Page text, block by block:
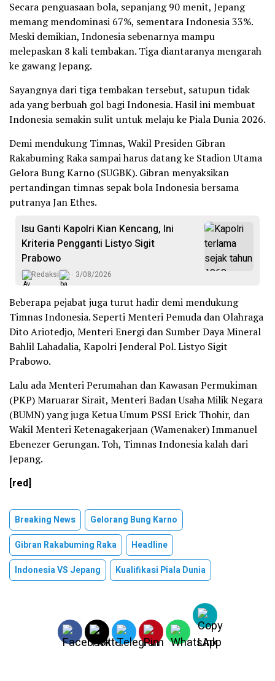
Secara penguasaan bola, sepanjang 90 menit, Jepang
memang mendominasi 67%, sementara Indonesia 33%.
Meski demikian, Indonesia sebenarnya mampu
melepaskan 8 kali tembakan. Tiga diantaranya mengarah
ke gawang Jepang.
Sayangnya dari tiga tembakan tersebut, satupun tidak
ada yang berbuah gol bagi Indonesia. Hasil ini membuat
Indonesia semakin sulit untuk melaju ke Piala Dunia 2026.
Demi mendukung Timnas, Wakil Presiden Gibran
Rakabuming Raka sampai harus datang ke Stadion Utama
Gelora Bung Karno (SUGBK). Gibran menyaksikan
pertandingan timnas sepak bola Indonesia bersama
putranya Jan Ethes.
Isu Ganti Kapolri Kian Kencang, Ini
Kriteria Pengganti Listyo Sigit
Prabowo
Redaksi 3/08/2026
Beberapa pejabat juga turut hadir demi mendukung
Timnas Indonesia. Seperti Menteri Pemuda dan Olahraga
Dito Ariotedjo, Menteri Energi dan Sumber Daya Mineral
Bahlil Lahadalia, Kapolri Jenderal Pol. Listyo Sigit
Prabowo.
Lalu ada Menteri Perumahan dan Kawasan Permukiman
(PKP) Maruarar Sirait, Menteri Badan Usaha Milik Negara
(BUMN) yang juga Ketua Umum PSSI Erick Thohir, dan
Wakil Menteri Ketenagakerjaan (Wamenaker) Immanuel
Ebenezer Gerungan. Toh, Timnas Indonesia kalah dari
Jepang.
[red]
Breaking News
Gelorang Bung Karno
Gibran Rakabuming Raka
Headline
Indonesia VS Jepang
Kualifikasi Piala Dunia